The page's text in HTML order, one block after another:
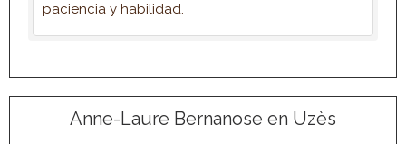
paciencia y habilidad.
Anne-Laure Bernanose en Uzès